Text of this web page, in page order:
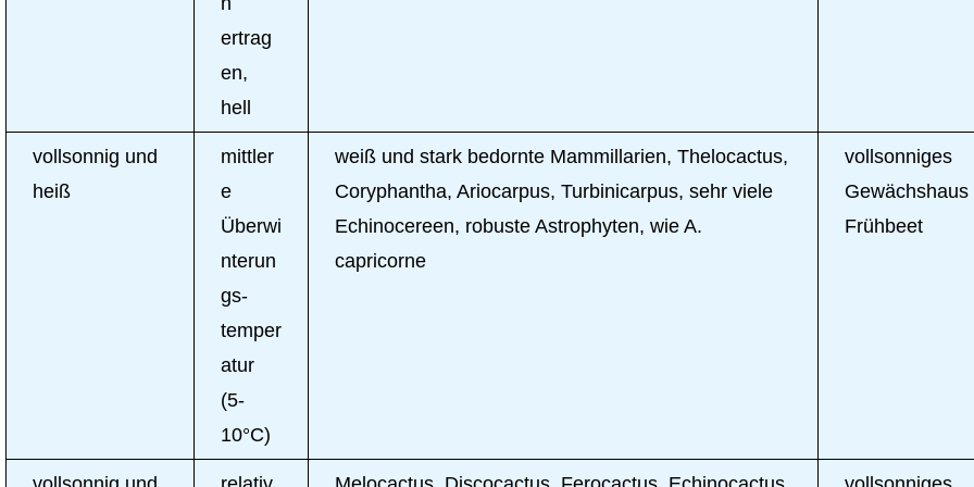
ertrag
en,
hell
vollsonnig und
heiß
mittler
e
Überwi
nterun
gs-
temper
atur
(5-
10°C)
weiß und stark bedornte Mammillarien, Thelocactus,
Coryphantha, Ariocarpus, Turbinicarpus, sehr viele
Echinocereen, robuste Astrophyten, wie A.
capricorne
vollsonniges
Gewächshaus
Frühbeet